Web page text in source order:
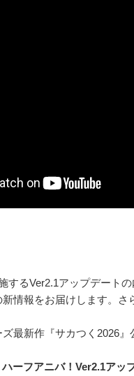
するVer2.1アップデート
情報をお届けします。
ズ最新作『サカつく2026
ーフアニバ！Ver2.1アッ